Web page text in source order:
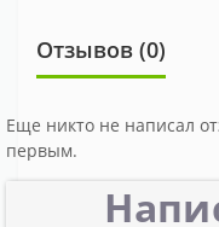
Отзывов (0)
Еще никто не написал
первым.